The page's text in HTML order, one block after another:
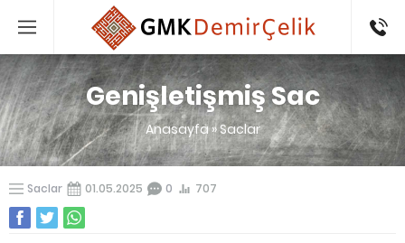
383 47
Genişletişmiş Sac
Anasayfa»Saclar
Saclar 01.05.2025 0 707